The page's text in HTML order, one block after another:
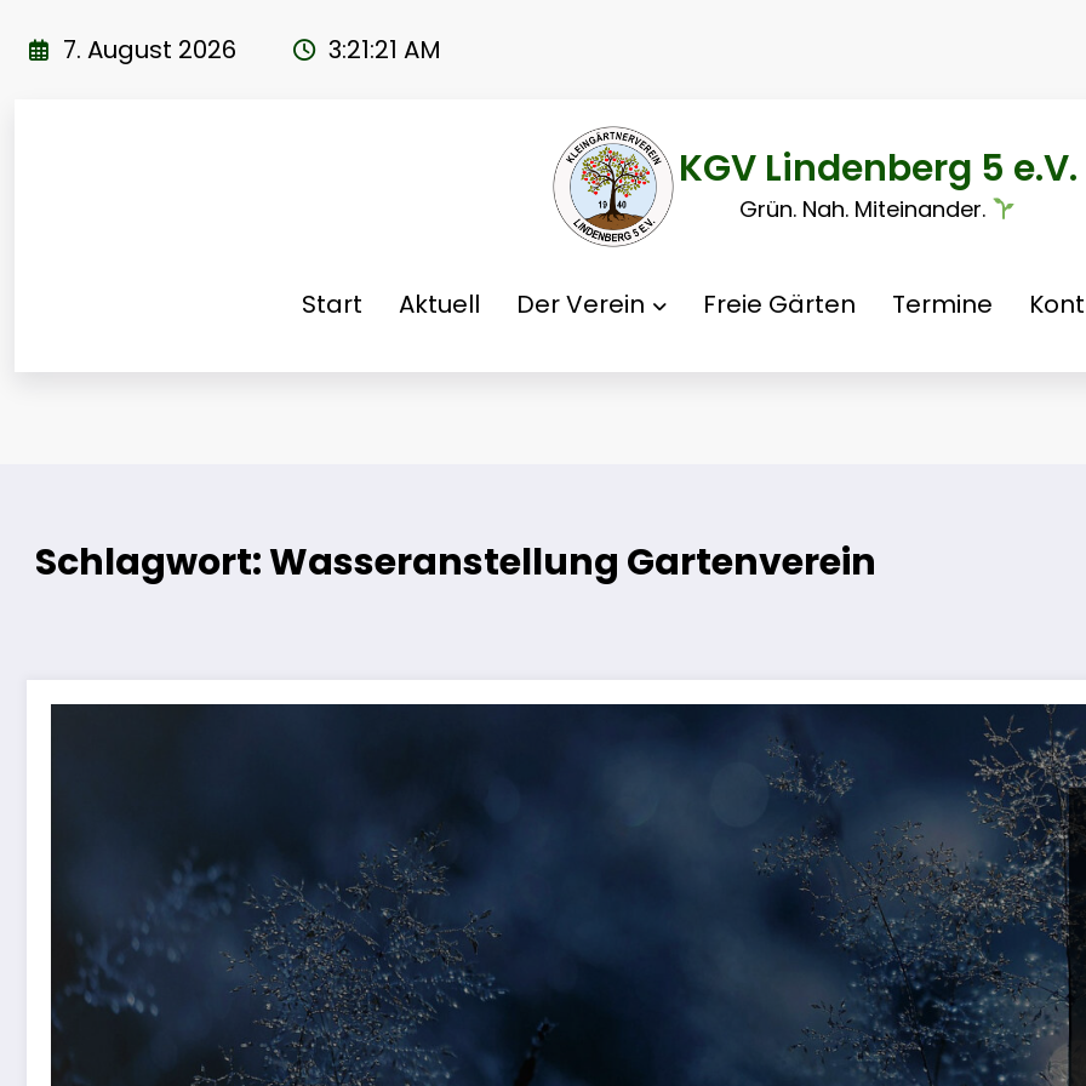
Inhalt 7. August 2026 3:21:22 AM
KGV Lindenberg 5 e.V.
Grün. Nah. Miteinander.
Start Aktuell Der Verein Freie Gärten Termine
Schlagwort: Wasseranstellung Gartenverein